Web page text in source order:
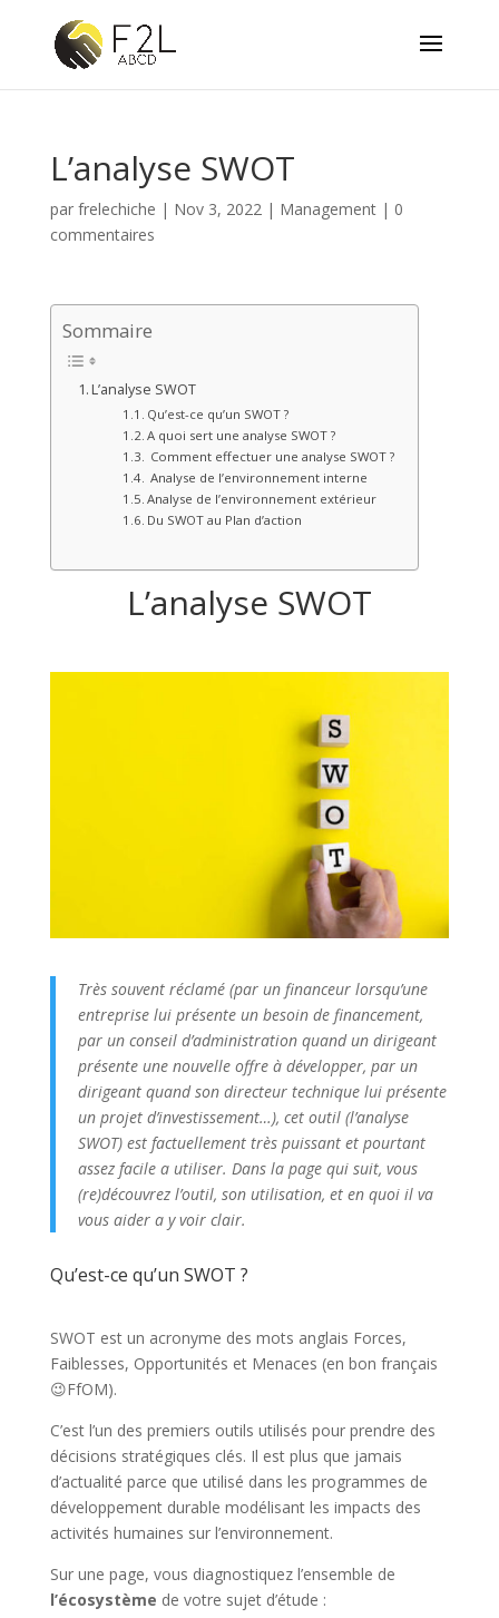
L’analyse SWOT
par frelechiche | Nov 3, 2022| Management| 0
commentaires
Sommaire
L’analyse SWOT
Qu’est-ce qu’un SWOT ?
A quoi sert une analyse SWOT ?
Comment effectuer une analyse SWOT ?
Analyse de l’environnement interne
Analyse de l’environnement extérieur
Du SWOT au Plan d’action
L’analyse SWOT
Très souvent réclamé (par un financeur lorsqu’une
entreprise lui présente un besoin de financement,
par un conseil d’administration quand un dirigeant
présente une nouvelle offre à développer, par un
dirigeant quand son directeur technique lui présente
un projet d’investissement…), cet outil (l’analyse
SWOT) est factuellement très puissant et pourtant
assez facile a utiliser. Dans la page qui suit, vous
(re)découvrez l’outil, son utilisation, et en quoi il va
vous aider a y voir clair.
Qu’est-ce qu’un SWOT ?
SWOT est un acronyme des mots anglais Forces,
Faiblesses, Opportunités et Menaces (en bon français
😉FfOM).
C’est l’un des premiers outils utilisés pour prendre des
décisions stratégiques clés. Il est plus que jamais
d’actualité parce que utilisé dans les programmes de
développement durable modélisant les impacts des
activités humaines sur l’environnement.
Sur une page, vous diagnostiquez l’ensemble de
l’écosystème de votre sujet d’étude :